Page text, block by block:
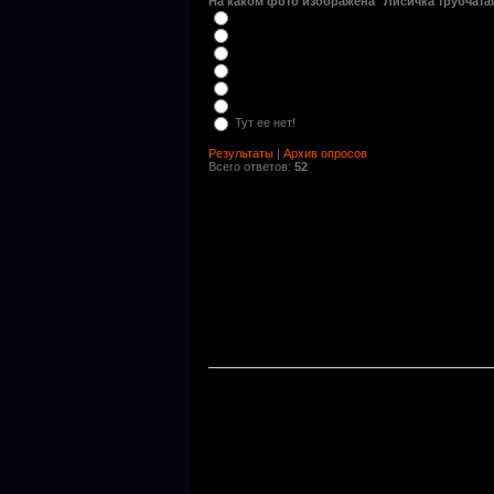
Тут ее нет!
Результаты | Архив опросов
Всего ответов: 52